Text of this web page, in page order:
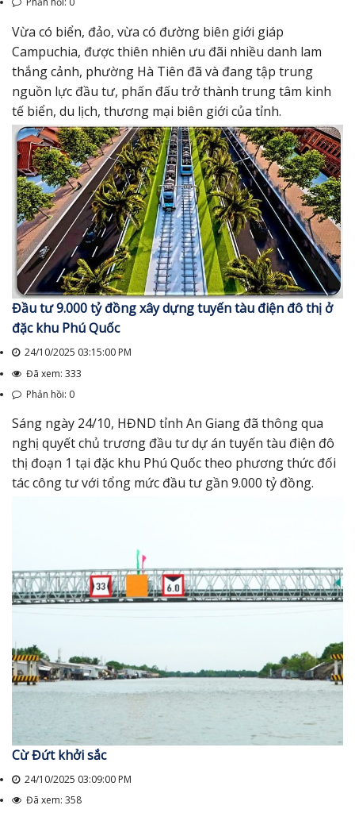
Vừa có biển, đảo, vừa có đường biên giới giáp
Campuchia, được thiên nhiên ưu đãi nhiều danh lam
thắng cảnh, phường Hà Tiên đã và đang tập trung
nguồn lực đầu tư, phấn đấu trở thành trung tâm kinh
tế biển, du lịch, thương mại biên giới của tỉnh.
Đầu tư 9.000 tỷ đồng xây dựng tuyến tàu điện đô thị ở
đặc khu Phú Quốc
24/10/2025 03:15:00 PM
Đã xem: 333
Phản hồi: 0
Sáng ngày 24/10, HĐND tỉnh An Giang đã thông qua
nghị quyết chủ trương đầu tư dự án tuyến tàu điện đô
thị đoạn 1 tại đặc khu Phú Quốc theo phương thức đối
tác công tư với tổng mức đầu tư gần 9.000 tỷ đồng.
Cừ Đứt khởi sắc
24/10/2025 03:09:00 PM
Đã xem: 358